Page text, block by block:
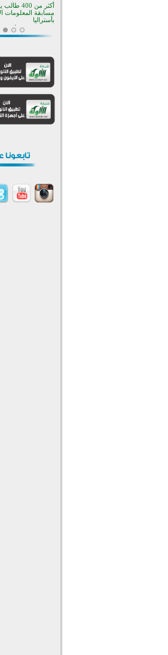
منطقة ريبوفسي
مسجد جديد في أجواء
أكبر مشروع
القرآن والتربية في
الصيفية للمسلمين
وساراتوف وموردوفيا
اختتام الدورة
وتلاوة القرآن
تيسليتش تختتم
القيم وبناء
المسلمين
مسابقة المعلومات
بأستراليا